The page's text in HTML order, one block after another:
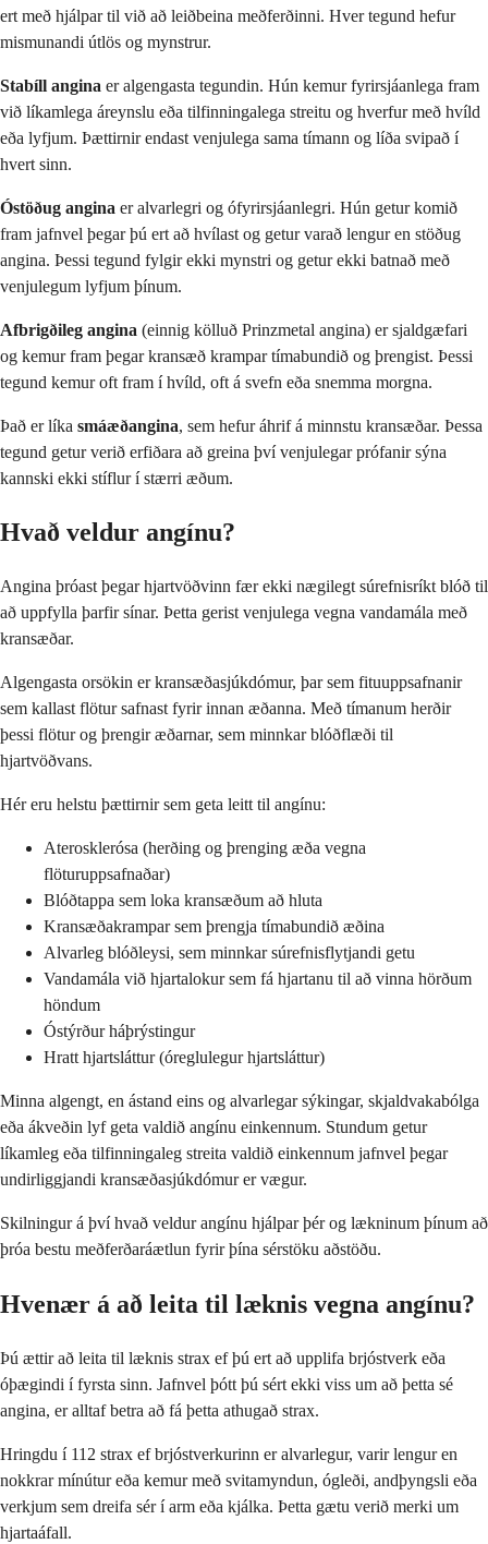
ert með hjálpar til við að leiðbeina meðferðinni. Hver tegund hefur
mismunandi útlös og mynstrur.
Stabíll angina er algengasta tegundin. Hún kemur fyrirsjáanlega fram
við líkamlega áreynslu eða tilfinningalega streitu og hverfur með hvíld
eða lyfjum. Þættirnir endast venjulega sama tímann og líða svipað í
hvert sinn.
Óstöðug angina er alvarlegri og ófyrirsjáanlegri. Hún getur komið
fram jafnvel þegar þú ert að hvílast og getur varað lengur en stöðug
angina. Þessi tegund fylgir ekki mynstri og getur ekki batnað með
venjulegum lyfjum þínum.
Afbrigðileg angina (einnig kölluð Prinzmetal angina) er sjaldgæfari
og kemur fram þegar kransæð krampar tímabundið og þrengist. Þessi
tegund kemur oft fram í hvíld, oft á svefn eða snemma morgna.
Það er líka smáæðangina, sem hefur áhrif á minnstu kransæðar. Þessa
tegund getur verið erfiðara að greina því venjulegar prófanir sýna
kannski ekki stíflur í stærri æðum.
Hvað veldur angínu?
Angina þróast þegar hjartvöðvinn fær ekki nægilegt súrefnisríkt blóð til
að uppfylla þarfir sínar. Þetta gerist venjulega vegna vandamála með
kransæðar.
Algengasta orsökin er kransæðasjúkdómur, þar sem fituuppsafnanir
sem kallast flötur safnast fyrir innan æðanna. Með tímanum herðir
þessi flötur og þrengir æðarnar, sem minnkar blóðflæði til
hjartvöðvans.
Hér eru helstu þættirnir sem geta leitt til angínu:
Aterosklerósa (herðing og þrenging æða vegna
flöturuppsafnaðar)
Blóðtappa sem loka kransæðum að hluta
Kransæðakrampar sem þrengja tímabundið æðina
Alvarleg blóðleysi, sem minnkar súrefnisflytjandi getu
Vandamála við hjartalokur sem fá hjartanu til að vinna hörðum
höndum
Óstýrður háþrýstingur
Hratt hjartsláttur (óreglulegur hjartsláttur)
Minna algengt, en ástand eins og alvarlegar sýkingar, skjaldvakabólga
eða ákveðin lyf geta valdið angínu einkennum. Stundum getur
líkamleg eða tilfinningaleg streita valdið einkennum jafnvel þegar
undirliggjandi kransæðasjúkdómur er vægur.
Skilningur á því hvað veldur angínu hjálpar þér og lækninum þínum að
þróa bestu meðferðaráætlun fyrir þína sérstöku aðstöðu.
Hvenær á að leita til læknis vegna angínu?
Þú ættir að leita til læknis strax ef þú ert að upplifa brjóstverk eða
óþægindi í fyrsta sinn. Jafnvel þótt þú sért ekki viss um að þetta sé
angina, er alltaf betra að fá þetta athugað strax.
Hringdu í 112 strax ef brjóstverkurinn er alvarlegur, varir lengur en
nokkrar mínútur eða kemur með svitamyndun, ógleði, andþyngsli eða
verkjum sem dreifa sér í arm eða kjálka. Þetta gætu verið merki um
hjartaáfall.